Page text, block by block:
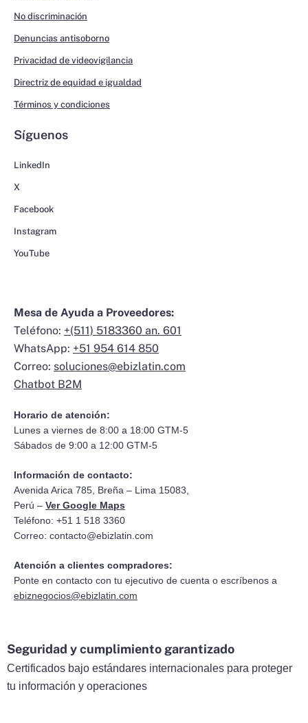
No discriminación
Denuncias antisoborno
Privacidad de videovigilancia
Directriz de equidad e igualdad
Términos y condiciones
Síguenos
LinkedIn
X
Facebook
Instagram
YouTube
Mesa de Ayuda a Proveedores:
Teléfono: +(511) 5183360 an. 601
WhatsApp: +51 954 614 850
Correo: soluciones@ebizlatin.com
Chatbot B2M
Horario de atención:
Lunes a viernes de 8:00 a 18:00 GTM-5
Sábados de 9:00 a 12:00 GTM-5
Información de contacto:
Avenida Arica 785, Breña – Lima 15083,
Perú – Ver Google Maps
Teléfono: +51 1 518 3360
Correo: contacto@ebizlatin.com
Atención a clientes compradores:
Ponte en contacto con tu ejecutivo de cuenta o escríbenos a
ebiznegocios@ebizlatin.com
Seguridad y cumplimiento garantizado
Certificados bajo estándares internacionales para proteger
tu información y operaciones